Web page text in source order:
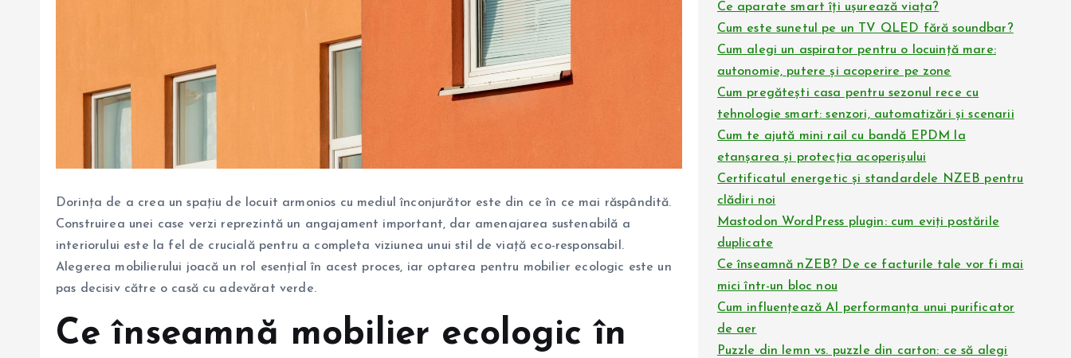
Dorința de a crea un spațiu de locuit armonios cu mediul înconjurător este din ce în ce mai răspândită.
Construirea unei case verzi reprezintă un angajament important, dar amenajarea sustenabilă a
interiorului este la fel de crucială pentru a completa viziunea unui stil de viață eco-responsabil.
Alegerea mobilierului joacă un rol esențial în acest proces, iar optarea pentru mobilier ecologic este un
pas decisiv către o casă cu adevărat verde.
Ce înseamnă mobilier ecologic în
Ce aparate smart îți ușurează viața?
Cum este sunetul pe un TV QLED fără soundbar?
Cum alegi un aspirator pentru o locuință mare:
autonomie, putere și acoperire pe zone
Cum pregătești casa pentru sezonul rece cu
tehnologie smart: senzori, automatizări și scenarii
Cum te ajută mini rail cu bandă EPDM la
etanșarea și protecția acoperișului
Certificatul energetic și standardele NZEB pentru
clădiri noi
Mastodon WordPress plugin: cum eviți postările
duplicate
Ce înseamnă nZEB? De ce facturile tale vor fi mai
mici într-un bloc nou
Cum influențează AI performanța unui purificator
de aer
Puzzle din lemn vs. puzzle din carton: ce să alegi